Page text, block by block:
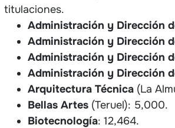
titulaciones.
Administración y Dirección
Administración y Dirección
Administración y Dirección
Administración y Dirección
Arquitectura Técnica (La
Bellas Artes (Teruel): 5,000.
Biotecnología: 12,464.